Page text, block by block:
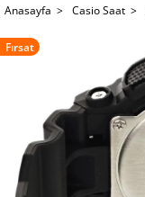
Anasayfa > Casio Saat >
Fırsat